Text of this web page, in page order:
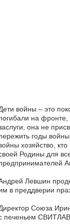
войны – это
на
она не
годы
хозяйство,
Родины для
Левшин
в преддверии
Союза
печеньем СВИТЛАВ